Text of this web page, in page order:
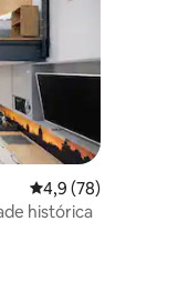
4,9 de uma
4,9 (78)
histórica